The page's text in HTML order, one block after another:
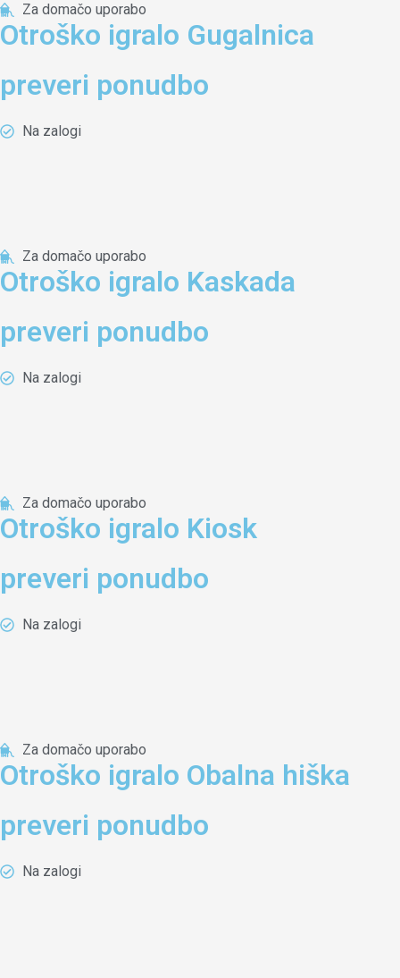
Za domačo uporabo
Otroško igralo Gugalnica
preveri ponudbo
Na zalogi
Za domačo uporabo
Otroško igralo Kaskada
preveri ponudbo
Na zalogi
Za domačo uporabo
Otroško igralo Kiosk
preveri ponudbo
Na zalogi
Za domačo uporabo
Otroško igralo Obalna hiška
preveri ponudbo
Na zalogi